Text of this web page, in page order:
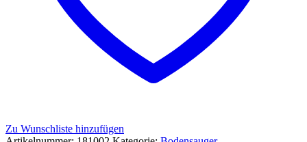
Zu Wunschliste hinzufügen